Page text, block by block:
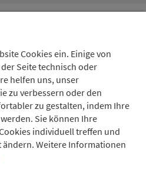
Cookies ein. Einige von
Seite technisch oder
helfen uns, unser
zu verbessern oder den
zu gestalten, indem Ihre
Sie können Ihre
individuell treffen und
Weitere Informationen
Presseanfragen